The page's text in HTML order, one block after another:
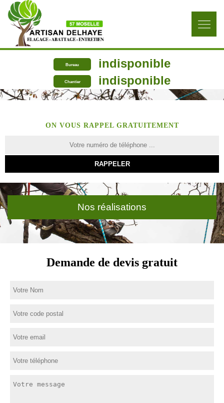
Bureau indisponible
Chantier indisponible
ON VOUS RAPPEL GRATUITEMENT
Nos réalisations
Demande de devis gratuit